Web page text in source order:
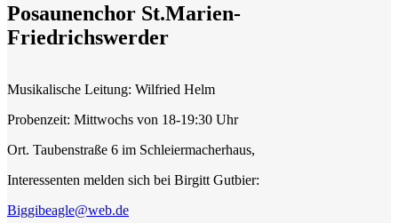
Posaunenchor St.Marien-
Friedrichswerder
Musikalische Leitung: Wilfried Helm
Probenzeit: Mittwochs von 18-19:30 Uhr
Ort. Taubenstraße 6 im Schleiermacherhaus,
Interessenten melden sich bei Birgitt Gutbier:
Biggibeagle@web.de